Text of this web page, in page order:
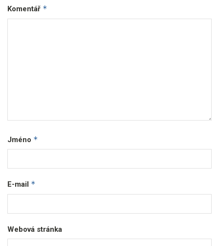
Komentář *
Jméno *
E-mail *
Webová stránka